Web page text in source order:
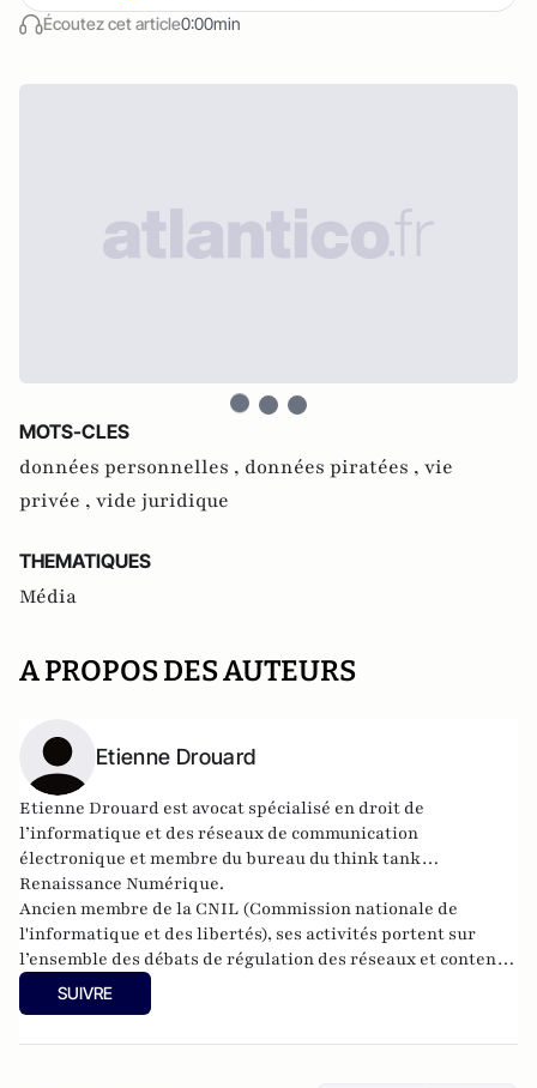
Écoutez cet article0:00min
MOTS-CLES
données personnelles , données piratées , vie
privée , vide juridique
THEMATIQUES
Média
A PROPOS DES AUTEURS
Etienne Drouard
Etienne Drouard est avocat spécialisé en droit de
l’informatique et des réseaux de communication
électronique et membre du bureau du think tank
Renaissance Numérique.
Ancien membre de la CNIL (Commission nationale de
l'informatique et des libertés), ses activités portent sur
l’ensemble des débats de régulation des réseaux et contenus
numériques menés devant les institutions européennes,
françaises et américaines.
SUIVRE